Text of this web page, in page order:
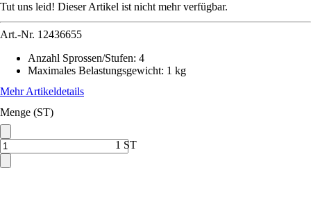
Tut uns leid! Dieser Artikel ist nicht mehr verfügbar.
Art.-Nr. 12436655
Anzahl Sprossen/Stufen: 4
Maximales Belastungsgewicht: 1 kg
Mehr Artikeldetails
Menge (ST)
1 ST